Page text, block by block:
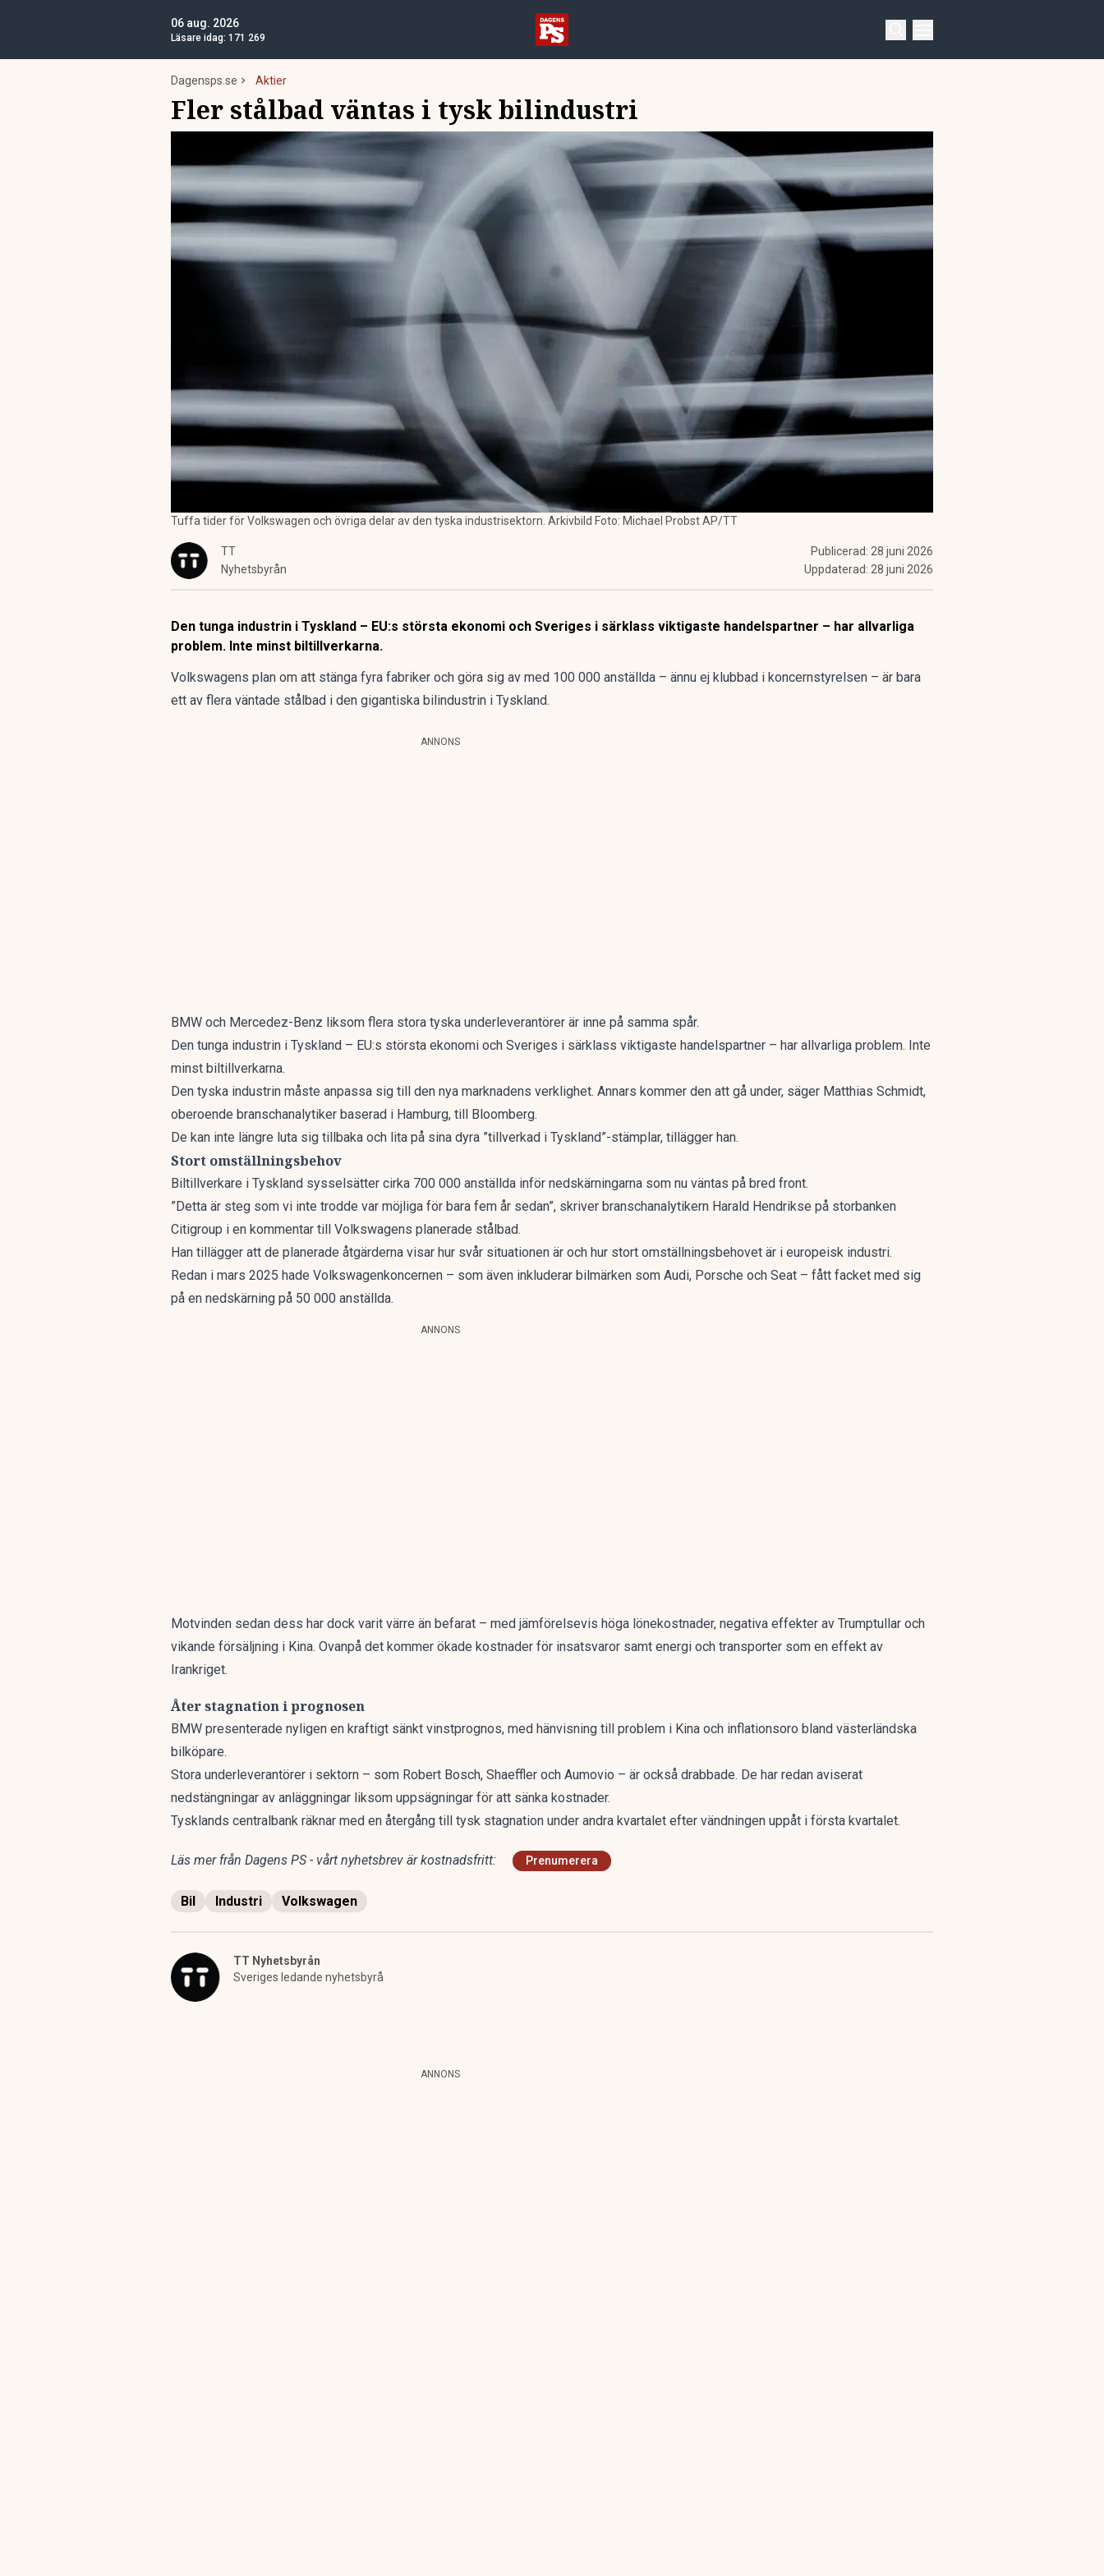
06 aug. 2026
Läsare idag: 171 269
Dagensps.se Aktier
Fler stålbad väntas i tysk bilindustri
Tuffa tider för Volkswagen och övriga delar av den tyska industrisektorn. Arkivbild Foto: Michael Probst AP/TT
TT
Nyhetsbyrån
Publicerad: 28 juni 2026
Uppdaterad: 28 juni 2026
Den tunga industrin i Tyskland – EU:s största ekonomi och Sveriges i särklass viktigaste handelspartner – har allvarliga
problem. Inte minst biltillverkarna.
Volkswagens plan om att stänga fyra fabriker och göra sig av med 100 000 anställda – ännu ej klubbad i koncernstyrelsen – är bara
ett av flera väntade stålbad i den gigantiska bilindustrin i Tyskland.
ANNONS
BMW och Mercedez-Benz liksom flera stora tyska underleverantörer är inne på samma spår.
Den tunga industrin i Tyskland – EU:s största ekonomi och Sveriges i särklass viktigaste handelspartner – har allvarliga problem. Inte
minst biltillverkarna.
Den tyska industrin måste anpassa sig till den nya marknadens verklighet. Annars kommer den att gå under, säger Matthias Schmidt,
oberoende branschanalytiker baserad i Hamburg, till Bloomberg.
De kan inte längre luta sig tillbaka och lita på sina dyra ”tillverkad i Tyskland”-stämplar, tillägger han.
Stort omställningsbehov
Biltillverkare i Tyskland sysselsätter cirka 700 000 anställda inför nedskärningarna som nu väntas på bred front.
”Detta är steg som vi inte trodde var möjliga för bara fem år sedan”, skriver branschanalytikern Harald Hendrikse på storbanken
Citigroup i en kommentar till Volkswagens planerade stålbad.
Han tillägger att de planerade åtgärderna visar hur svår situationen är och hur stort omställningsbehovet är i europeisk industri.
Redan i mars 2025 hade Volkswagenkoncernen – som även inkluderar bilmärken som Audi, Porsche och Seat – fått facket med sig
på en nedskärning på 50 000 anställda.
ANNONS
Motvinden sedan dess har dock varit värre än befarat – med jämförelsevis höga lönekostnader, negativa effekter av Trumptullar och
vikande försäljning i Kina. Ovanpå det kommer ökade kostnader för insatsvaror samt energi och transporter som en effekt av
Irankriget.
Åter stagnation i prognosen
BMW presenterade nyligen en kraftigt sänkt vinstprognos, med hänvisning till problem i Kina och inflationsoro bland västerländska
bilköpare.
Stora underleverantörer i sektorn – som Robert Bosch, Shaeffler och Aumovio – är också drabbade. De har redan aviserat
nedstängningar av anläggningar liksom uppsägningar för att sänka kostnader.
Tysklands centralbank räknar med en återgång till tysk stagnation under andra kvartalet efter vändningen uppåt i första kvartalet.
Läs mer från Dagens PS - vårt nyhetsbrev är kostnadsfritt: Prenumerera
Bil Industri Volkswagen
TT Nyhetsbyrån
Sveriges ledande nyhetsbyrå
ANNONS